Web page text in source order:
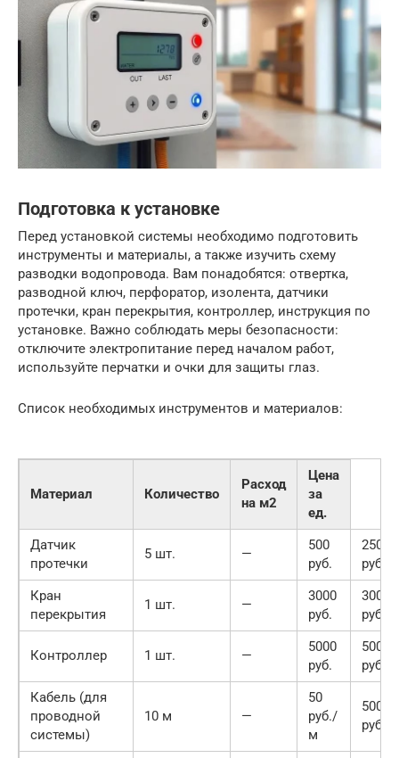
Подготовка к установке
Перед установкой системы необходимо подготовить
инструменты и материалы, а также изучить схему
разводки водопровода. Вам понадобятся: отвертка,
разводной ключ, перфоратор, изолента, датчики
протечки, кран перекрытия, контроллер, инструкция по
установке. Важно соблюдать меры безопасности:
отключите электропитание перед началом работ,
используйте перчатки и очки для защиты глаз.
Список необходимых инструментов и материалов:
Материал Количество
Расход
на м2
Цена
за
ед.
Датчик
протечки
5 шт. —
500
руб.
2500
руб.
Кран
перекрытия
1 шт. —
3000
руб.
3000
руб.
Контроллер 1 шт. —
5000
руб.
5000
руб.
Кабель (для
проводной
системы)
10 м —
50
руб./
м
500
руб.